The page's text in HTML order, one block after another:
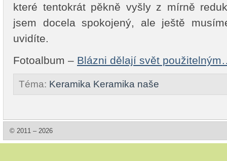
které tentokrát pěkně vyšly z mírně
jsem docela spokojený, ale ještě
uvidíte.
Fotoalbum – Blázni dělají svět
Téma: Keramika Keramika naše
© 2011 – 2026